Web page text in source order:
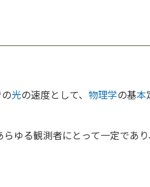
光の速度として、 物理学の基本
らゆる観測者にとって一定であ